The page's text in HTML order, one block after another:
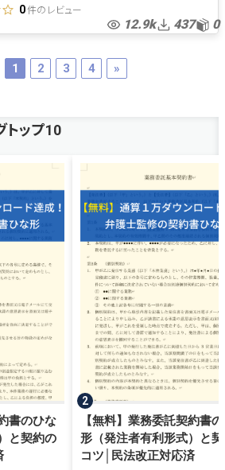
契約 開発受託
ソフトウェア開発委託
ア開発請負
プログラム開発請負
開発発注
委託契約
0件のレビュー
12.9k 437 0
1 2 3 4 »
トップ10
書のひな
と契約の
【無料】業務委託契約書
形（発注者有利形式）と
コツ│民法改正対応済